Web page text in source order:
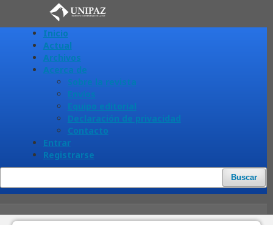
Inicio
Actual
Archivos
Acerca de
Sobre la revista
Envíos
Equipo editorial
Declaración de privacidad
Contacto
Entrar
Registrarse
Buscar